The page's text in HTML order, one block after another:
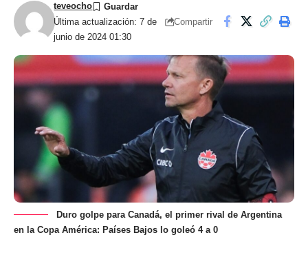
Última actualización: 7 de
junio de 2024 01:30
teveocho
Compartir
Duro golpe para Canadá, el primer rival de Argentina
en la Copa América: Países Bajos lo goleó 4 a 0